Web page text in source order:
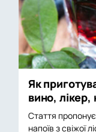
Як
вино,
Стаття
напоїв з свіжої